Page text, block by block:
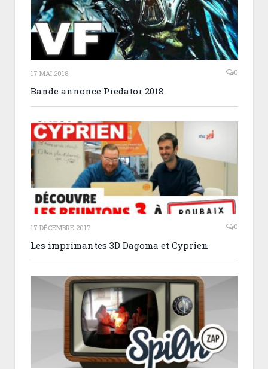
17 MAI 2018 0
Bande annonce Predator 2018
17 DÉCEMBRE 2017 0
Les imprimantes 3D Dagoma et Cyprien